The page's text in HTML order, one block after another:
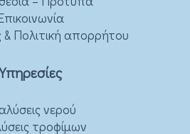
Πολιτική απορρήτου
Υπηρεσίες
νερού
τροφίμων